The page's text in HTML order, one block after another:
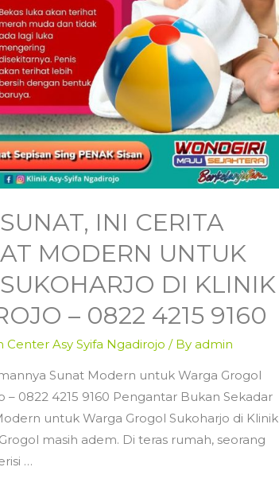
INI CERITA
MODERN UNTUK
DI KLINIK
– 0822 4215 9160
Center Asy Syifa Ngadirojo / Byadmin
Sunat Modern untuk Warga Grogol
– 0822 4215 9160 Pengantar Bukan Sekadar
untuk Warga Grogol Sukoharjo di Klinik
masih adem. Di teras rumah, seorang
…